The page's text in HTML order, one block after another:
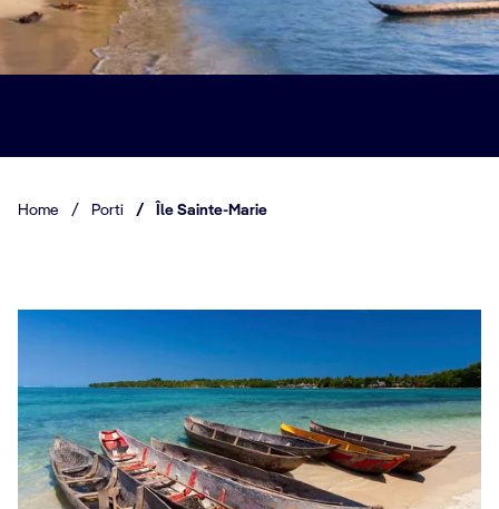
Home / Porti / Île Sainte-Marie